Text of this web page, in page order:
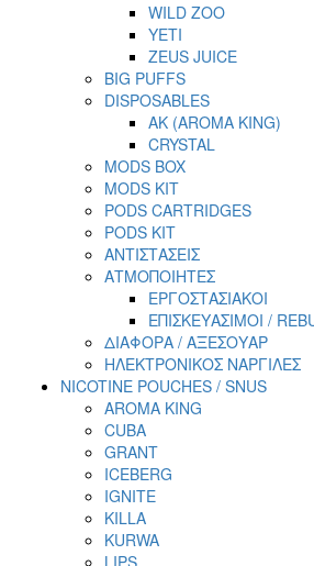
WILD ZOO
YETI
ZEUS JUICE
BIG PUFFS
DISPOSABLES
AK (AROMA KING)
CRYSTAL
MODS BOX
MODS KIT
PODS CARTRIDGES
PODS KIT
ΑΝΤΙΣΤΑΣΕΙΣ
ΑΤΜΟΠΟΙΗΤΕΣ
ΕΡΓΟΣΤΑΣΙΑΚΟΙ
ΕΠΙΣΚΕΥΑΣΙΜΟΙ /
ΔΙΑΦΟΡΑ / ΑΞΕΣΟΥΑΡ
ΗΛΕΚΤΡΟΝΙΚΟΣ ΝΑΡΓΙΛΕΣ
NICOTINE POUCHES / SNUS
AROMA KING
CUBA
GRANT
ICEBERG
IGNITE
KILLA
KURWA
LIPS